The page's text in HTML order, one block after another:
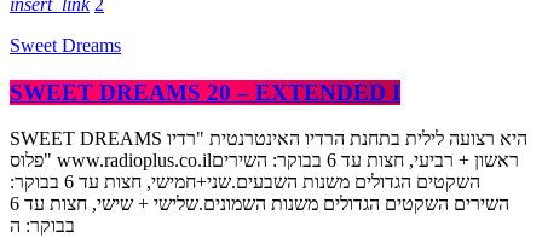
insert_link 2
Sweet Dreams
SWEET DREAMS 20 – EXTENDED I
SWEET DREAMS היא רצועה לילית בתחנת הרדיו האינטרנטית "רדיו
פלוס" www.radioplus.co.ilראשון + רביעי, חצות עד 6 בבוקר: השירים
השקטים הגדולים משנות השבעים.שני+חמישי, חצות עד 6 בבוקר:
השירים השקטים הגדולים משנות השמונים.שלישי + שישי, חצות עד 6
בבוקר: ה